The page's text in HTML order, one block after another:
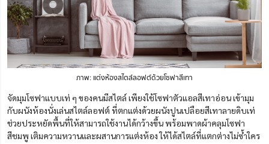
ภาพ: แต่งห้องสไตล์ลอฟต์ด้วยโซฟาสีเทา
จัดมุมโซฟาแบบเท่ ๆ ของคนมีสไตล์ เพียงใช้โซฟาตัวแอลสีเทาอ่อน เข้ามุม
กับผนังห้องนั่งเล่นสไตล์ลอฟต์ ที่ตกแต่งด้วยผนังปูนเปลือยสีเทาลายดิบเท่
ช่วยประหยัดพื้นที่ให้สามารถใช้งานได้กว้างขึ้น พร้อมพาดผ้าคลุมโซฟา
สีชมพู เติมความหวานและผสานการแต่งห้อง ให้ได้สไตล์ที่แตกต่างไม่ซ้ำใคร